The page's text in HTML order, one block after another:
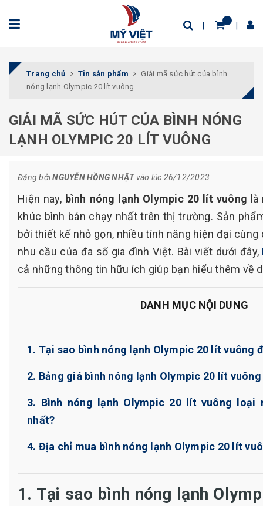
Trang chủ Tin sản phẩm
Giải mã sức hút của bình
nóng lạnh Olympic 20 lít vuông
GIẢI MÃ SỨC HÚT CỦA BÌNH NÓNG
LẠNH OLYMPIC 20 LÍT VUÔNG
Đăng bởiNGUYỄN HỒNG NHẬTvào lúc 26/12/2023
Hiện nay, bình nóng lạnh Olympic 20 lít vuông
khúc bình bán chạy nhất trên thị trường. Sản
bởi thiết kế nhỏ gọn, nhiều tính năng hiện đại
nhu cầu của đa số gia đình Việt. Bài viết dưới đây,
cả những thông tin hữu ích giúp bạn hiểu thêm về
DANH MỤC NỘI DUNG
1. Tại sao bình nóng lạnh Olympic 20 lít vuông
2. Bảng giá bình nóng lạnh Olympic 20 lít
3. Bình nóng lạnh Olympic 20 lít vuông loại
nhất?
4. Địa chỉ mua bình nóng lạnh Olympic 20 lít
1. Tại sao bình nóng lạnh